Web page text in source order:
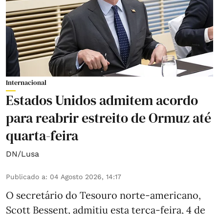
Internacional
Estados Unidos admitem acordo
para reabrir estreito de Ormuz até
quarta-feira
DN/Lusa
Publicado a: 04 Agosto 2026, 14:17
O secretário do Tesouro norte-americano,
Scott Bessent, admitiu esta terça-feira, 4 de